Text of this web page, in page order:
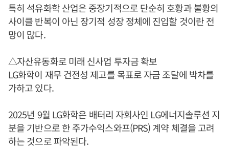
특히 석유화학 산업은 중장기적으로 단순히 호황과 불황의
사이클 반복이 아닌 장기적 성장 정체에 진입할 것이란 전
망이 많다.
△자산유동화로 미래 신사업 투자금 확보
LG화학이 재무 건전성 제고를 목표로 자금 조달에 박차를
가하고 있다.
2025년 9월 LG화학은 배터리 자회사인 LG에너지솔루션 지
분을 기반으로 한 주가수익스와프(PRS) 계약 체결을 고려
하는 것으로 파악된다.